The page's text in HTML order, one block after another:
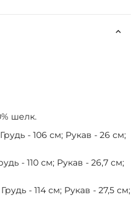
шелк.
- 106 см; Рукав - 26 см;
- 110 см; Рукав - 26,7 см;
- 114 см; Рукав - 27,5 см;